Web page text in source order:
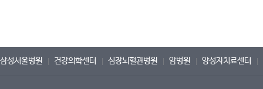
삼성서울병원 건강의학센터 심장뇌혈관병원 암병원 양성자치료센터